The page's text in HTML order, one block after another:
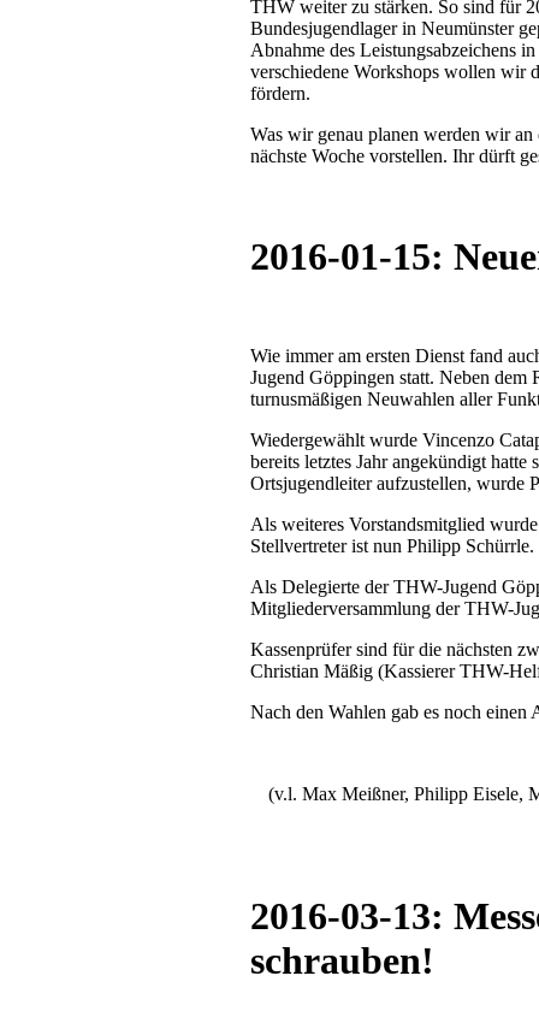
THW weiter zu stärken. So sind für
Bundesjugendlager in Neumünster
Abnahme des Leistungsabzeichens
verschiedene Workshops wollen wir
fördern.
Was wir genau planen werden wir
nächste Woche vorstellen. Ihr dürft
2016-01-15:
Wie immer am ersten Dienst fand
Jugend Göppingen statt. Neben dem
turnusmäßigen Neuwahlen aller
Wiedergewählt wurde Vincenzo
bereits letztes Jahr angekündigt
Ortsjugendleiter aufzustellen, wurde
Als weiteres Vorstandsmitglied
Stellvertreter ist nun Philipp Schürrle.
Als Delegierte der THW-Jugend
Mitgliederversammlung der THW-
Kassenprüfer sind für die nächsten
Christian Mäßig (Kassierer THW-
Nach den Wahlen gab es noch einen
(v.l. Max Meißner, Philipp Eisele,
2016-03-13:
schrauben!